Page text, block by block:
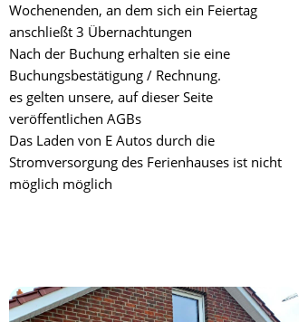
Wochenenden, an dem sich ein Feiertag
anschließt 3 Übernachtungen
Nach der Buchung erhalten sie eine
Buchungsbestätigung / Rechnung.
es gelten unsere, auf dieser Seite
veröffentlichen AGBs
Das Laden von E Autos durch die
Stromversorgung des Ferienhauses ist nicht
möglich möglich